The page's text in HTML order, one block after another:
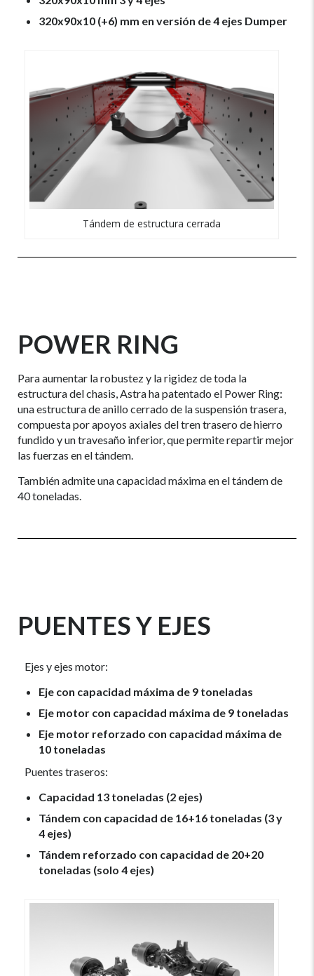
320x90x10 (+6) mm en versión de 4 ejes Dumper
Tándem de estructura cerrada
POWER RING
Para aumentar la robustez y la rigidez de toda la
estructura del chasis, Astra ha patentado el Power Ring:
una estructura de anillo cerrado de la suspensión trasera,
compuesta por apoyos axiales del tren trasero de hierro
fundido y un travesaño inferior, que permite repartir mejor
las fuerzas en el tándem.
También admite una capacidad máxima en el tándem de
40 toneladas.
PUENTES Y EJES
Ejes y ejes motor:
Eje con capacidad máxima de 9 toneladas
Eje motor con capacidad máxima de 9 toneladas
Eje motor reforzado con capacidad máxima de
10 toneladas
Puentes traseros:
Capacidad 13 toneladas (2 ejes)
Tándem con capacidad de 16+16 toneladas (3 y
4 ejes)
Tándem reforzado con capacidad de 20+20
toneladas (solo 4 ejes)